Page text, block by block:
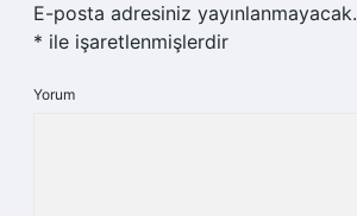
E-posta adresiniz yayınlanmayacak.
* ile işaretlenmişlerdir
Yorum